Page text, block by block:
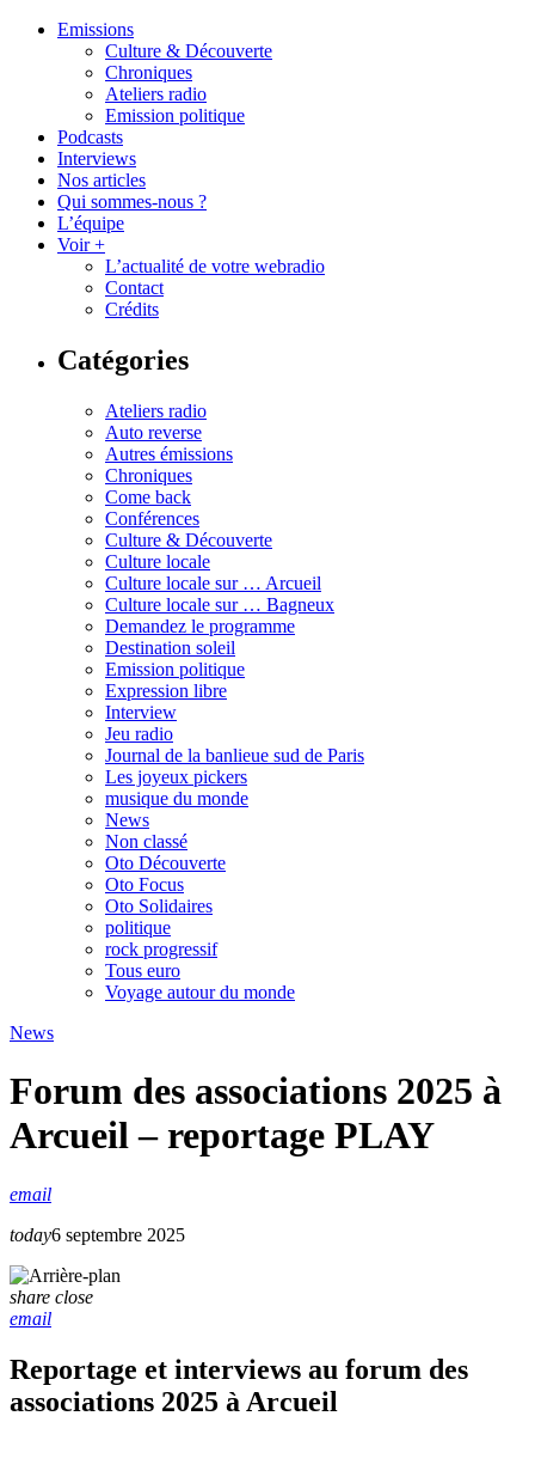
Emissions
Culture & Découverte
Chroniques
Ateliers radio
Emission politique
Podcasts
Interviews
Nos articles
Qui sommes-nous ?
L’équipe
Voir +
L’actualité de votre webradio
Contact
Crédits
Catégories
Ateliers radio
Auto reverse
Autres émissions
Chroniques
Come back
Conférences
Culture & Découverte
Culture locale
Culture locale sur … Arcueil
Culture locale sur … Bagneux
Demandez le programme
Destination soleil
Emission politique
Expression libre
Interview
Jeu radio
Journal de la banlieue sud de Paris
Les joyeux pickers
musique du monde
News
Non classé
Oto Découverte
Oto Focus
Oto Solidaires
politique
rock progressif
Tous euro
Voyage autour du monde
News
Forum des associations 2025 à
Arcueil – reportage PLAY
email
today6 septembre 2025
share close
email
Reportage et interviews au forum des
associations 2025 à Arcueil